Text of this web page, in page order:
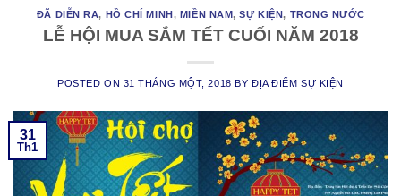
ĐÃ DIỄN RA, HỒ CHÍ MINH, MIỀN NAM,SỰ KIỆN, TRONG NƯỚC
LỄ HỘI MUA SẮM TẾT CUỐI NĂM 2018
POSTED ON 31 THÁNG MỘT, 2018 BY ĐỊA ĐIỂM SỰ KIỆN
31
Th1